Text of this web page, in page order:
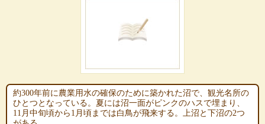
約300年前に農業用水の確保のために築かれた沼で、観光名所の
ひとつとなっている。夏には沼一面がピンクのハスで埋まり、
11月中旬頃から1月頃までは白鳥が飛来する。上沼と下沼の2つ